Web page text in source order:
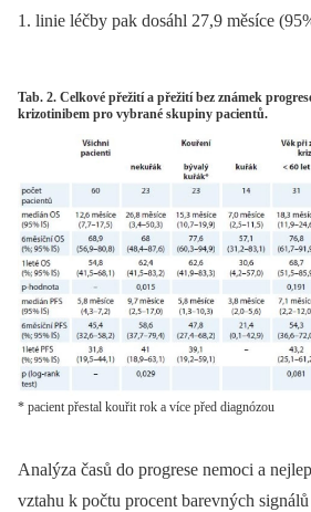
1. linie léčby pak dosáhl 27,9 měsíce
Tab. 2. Celkové přežití a přežití bez známek
krizotinibem pro vybrané skupiny pacientů.
* pacient přestal kouřit rok a více před diagnózou
Analýza časů do progrese nemoci a
vztahu k počtu procent barevných